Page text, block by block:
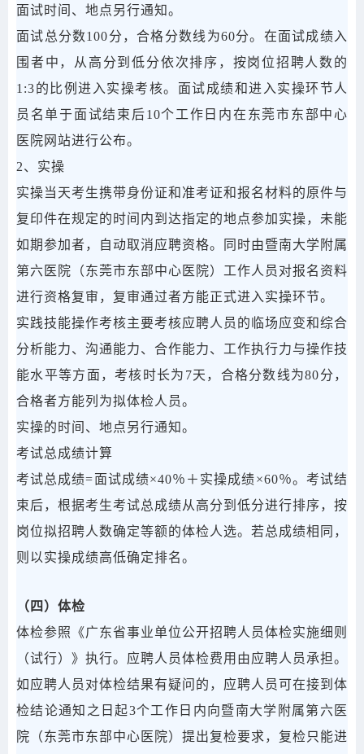
面试时间、地点另行通知。
面试总分数100分，合格分数线为60分。在面试成绩入
围者中，从高分到低分依次排序，按岗位招聘人数的
1:3的比例进入实操考核。面试成绩和进入实操环节人
员名单于面试结束后10个工作日内在东莞市东部中心
医院网站进行公布。
2、实操
实操当天考生携带身份证和准考证和报名材料的原件与
复印件在规定的时间内到达指定的地点参加实操，未能
如期参加者，自动取消应聘资格。同时由暨南大学附属
第六医院（东莞市东部中心医院）工作人员对报名资料
进行资格复审，复审通过者方能正式进入实操环节。
实践技能操作考核主要考核应聘人员的临场应变和综合
分析能力、沟通能力、合作能力、工作执行力与操作技
能水平等方面，考核时长为7天，合格分数线为80分，
合格者方能列为拟体检人员。
实操的时间、地点另行通知。
考试总成绩计算
考试总成绩=面试成绩×40％＋实操成绩×60％。考试结
束后，根据考生考试总成绩从高分到低分进行排序，按
岗位拟招聘人数确定等额的体检人选。若总成绩相同，
则以实操成绩高低确定排名。
（四）体检
体检参照《广东省事业单位公开招聘人员体检实施细则
（试行）》执行。应聘人员体检费用由应聘人员承担。
如应聘人员对体检结果有疑问的，应聘人员可在接到体
检结论通知之日起3个工作日内向暨南大学附属第六医
院（东莞市东部中心医院）提出复检要求，复检只能进